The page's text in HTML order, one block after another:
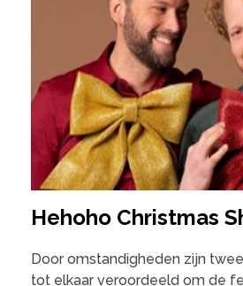
Hehoho Christmas
Door omstandigheden zijn
tot elkaar veroordeeld om de